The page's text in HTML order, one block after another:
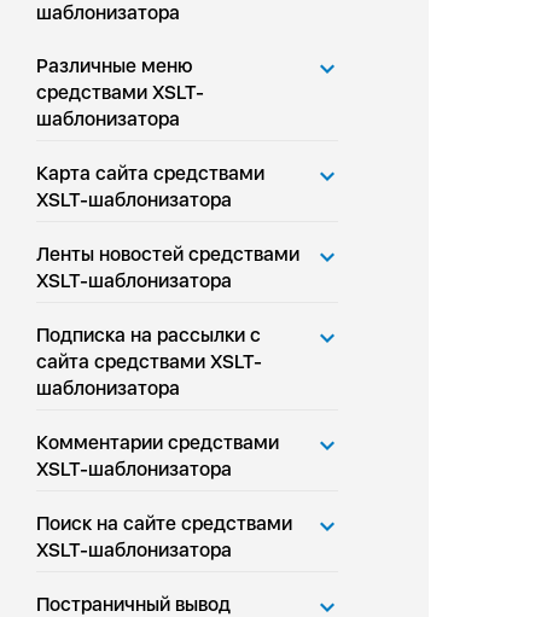
шаблонизатора
Различные меню
средствами XSLT-
шаблонизатора
Карта сайта средствами
XSLT-шаблонизатора
Ленты новостей средствами
XSLT-шаблонизатора
Подписка на рассылки с
сайта средствами XSLT-
шаблонизатора
Комментарии средствами
XSLT-шаблонизатора
Поиск на сайте средствами
XSLT-шаблонизатора
Постраничный вывод